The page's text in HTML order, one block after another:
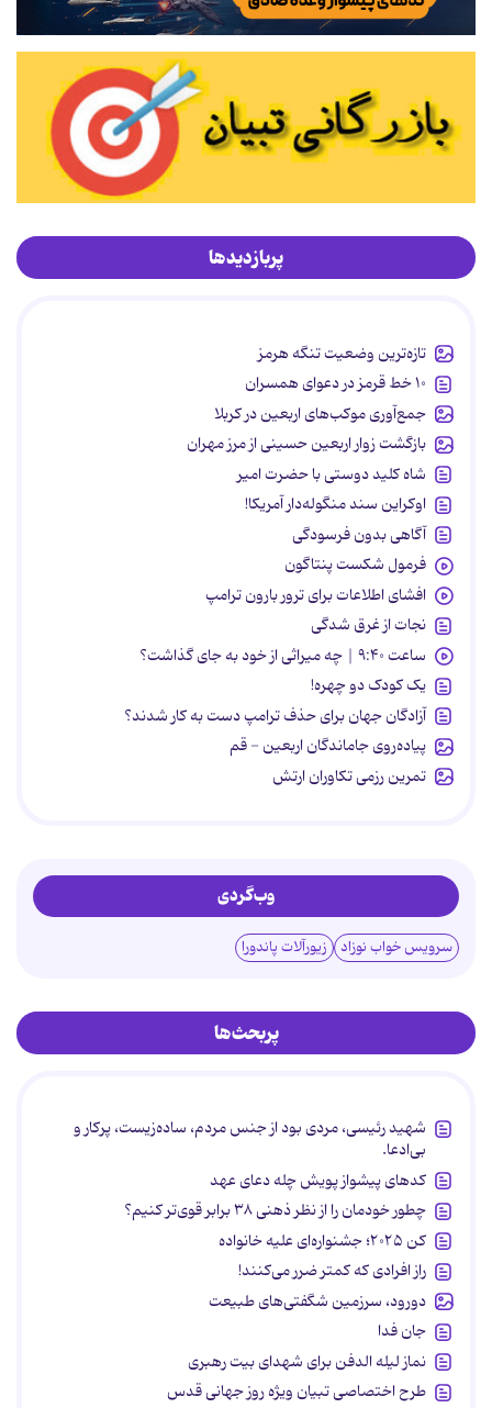
پربازدیدها
تازه‌ترین وضعیت تنگه هرمز
۱۰ خط قرمز در دعوای همسران
جمع‌آوری موکب‌های اربعین در کربلا
بازگشت زوار اربعین حسینی از مرز مهران
شاه کلید دوستی با حضرت امیر
اوکراین سند منگوله‌دار آمریکا!
آگاهی بدون فرسودگی
فرمول شکست پنتاگون
افشای اطلاعات برای ترور بارون ترامپ
نجات از غرق شدگی
ساعت ۹:۴۰ | چه میراثی از خود به جای گذاشت؟
یک کودک دو چهره!
آزادگان جهان برای حذف ترامپ دست به کار شدند؟
پیاده‌روی جاماندگان اربعین - قم
تمرین رزمی تکاوران ارتش
وب‌گردی
سرویس خواب نوزاد زیورآلات پاندورا
پربحث‌ها
شهید رئیسی، مردی بود از جنس مردم، ساده‌زیست، پرکار و
بی‌ادعا.
کدهای پیشواز پویش چله دعای عهد
چطور خودمان را از نظر ذهنی ۳۸ برابر قوی‌تر کنیم؟
کن ۲۰۲۵؛ جشنواره‌ای علیه خانواده
راز افرادی که کمتر ضرر می‌کنند!
دورود، سرزمین شگفتی‌های طبیعت
جان فدا
نماز لیله الدفن برای شهدای بیت رهبری
طرح اختصاصی تبیان ویژه روز جهانی قدس